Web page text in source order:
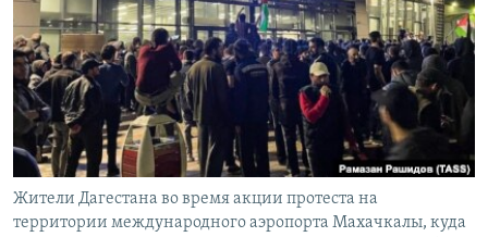
ПОДПИШИТЕСЬ НА РАССЫЛКУ
СОЦИАЛЬНЫЕ СЕТИ
Все сайты РСЕ/РС
Жители Дагестана во время акции протеста на
территории международного аэропорта Махачкалы, куда